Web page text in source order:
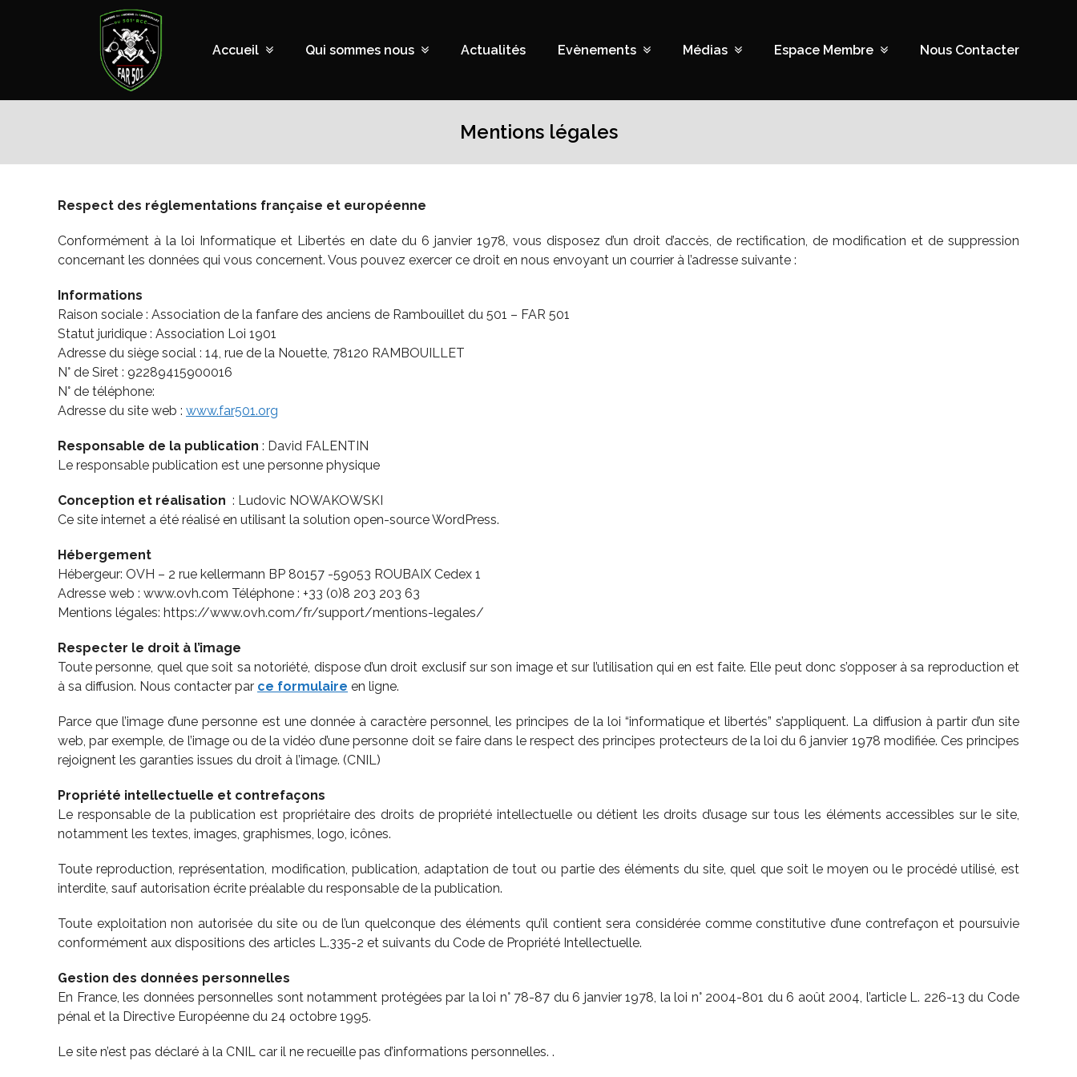
Accueil Qui sommes nous Actualités Evènements Médias Espace Membre Nous Contacter
Mentions légales
Respect des réglementations française et européenne
Conformément à la loi Informatique et Libertés en date du 6 janvier 1978, vous disposez d’un droit d’accès, de rectification, de modification et de suppression
concernant les données qui vous concernent. Vous pouvez exercer ce droit en nous envoyant un courrier à l’adresse suivante :
Informations
Raison sociale : Association de la fanfare des anciens de Rambouillet du 501 – FAR 501
Statut juridique : Association Loi 1901
Adresse du siège social : 14, rue de la Nouette, 78120 RAMBOUILLET
N° de Siret : 92289415900016
N° de téléphone:
Adresse du site web : www.far501.org
Responsable de la publication : David FALENTIN
Le responsable publication est une personne physique
Conception et réalisation : Ludovic NOWAKOWSKI
Ce site internet a été réalisé en utilisant la solution open-source WordPress.
Hébergement
Hébergeur: OVH – 2 rue kellermann BP 80157 -59053 ROUBAIX Cedex 1
Adresse web : www.ovh.com Téléphone : +33 (0)8 203 203 63
Mentions légales: https://www.ovh.com/fr/support/mentions-legales/
Respecter le droit à l’image
Toute personne, quel que soit sa notoriété, dispose d’un droit exclusif sur son image et sur l’utilisation qui en est faite. Elle peut donc s’opposer à sa reproduction et
à sa diffusion. Nous contacter par ce formulaire en ligne.
Parce que l’image d’une personne est une donnée à caractère personnel, les principes de la loi “informatique et libertés” s’appliquent. La diffusion à partir d’un site
web, par exemple, de l’image ou de la vidéo d’une personne doit se faire dans le respect des principes protecteurs de la loi du 6 janvier 1978 modifiée. Ces principes
rejoignent les garanties issues du droit à l’image. (CNIL)
Propriété intellectuelle et contrefaçons
Le responsable de la publication est propriétaire des droits de propriété intellectuelle ou détient les droits d’usage sur tous les éléments accessibles sur le site,
notamment les textes, images, graphismes, logo, icônes.
Toute reproduction, représentation, modification, publication, adaptation de tout ou partie des éléments du site, quel que soit le moyen ou le procédé utilisé, est
interdite, sauf autorisation écrite préalable du responsable de la publication.
Toute exploitation non autorisée du site ou de l’un quelconque des éléments qu’il contient sera considérée comme constitutive d’une contrefaçon et poursuivie
conformément aux dispositions des articles L.335-2 et suivants du Code de Propriété Intellectuelle.
Gestion des données personnelles
En France, les données personnelles sont notamment protégées par la loi n° 78-87 du 6 janvier 1978, la loi n° 2004-801 du 6 août 2004, l’article L. 226-13 du Code
pénal et la Directive Européenne du 24 octobre 1995.
Le site n’est pas déclaré à la CNIL car il ne recueille pas d’informations personnelles. .